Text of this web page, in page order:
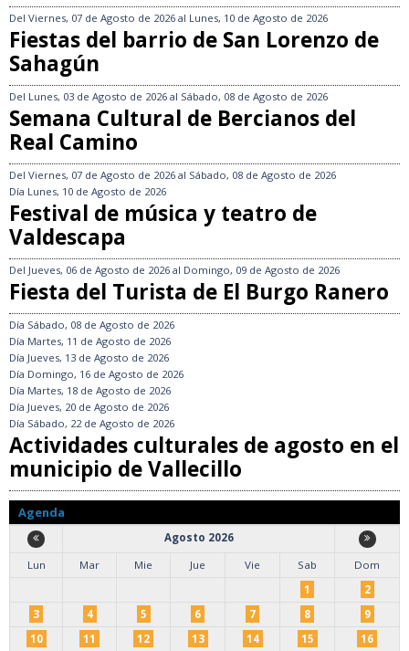
Del Viernes, 07 de Agosto de 2026 al Lunes, 10 de Agosto de 2026
Fiestas del barrio de San Lorenzo de
Sahagún
Del Lunes, 03 de Agosto de 2026 al Sábado, 08 de Agosto de 2026
Semana Cultural de Bercianos del
Real Camino
Del Viernes, 07 de Agosto de 2026 al Sábado, 08 de Agosto de 2026
Día Lunes, 10 de Agosto de 2026
Festival de música y teatro de
Valdescapa
Del Jueves, 06 de Agosto de 2026 al Domingo, 09 de Agosto de 2026
Fiesta del Turista de El Burgo Ranero
Día Sábado, 08 de Agosto de 2026
Día Martes, 11 de Agosto de 2026
Día Jueves, 13 de Agosto de 2026
Día Domingo, 16 de Agosto de 2026
Día Martes, 18 de Agosto de 2026
Día Jueves, 20 de Agosto de 2026
Día Sábado, 22 de Agosto de 2026
Actividades culturales de agosto en el
municipio de Vallecillo
Agenda
Agosto 2026
Lun
Mar Mie Jue Vie Sab
Dom
1
2
3
4 5 6 7 8
9
10
11 12 13 14 15
16